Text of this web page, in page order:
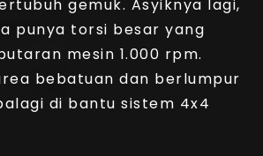
gemuk. Asyiknya lagi,
punya torsi besar yang
mesin 1.000 rpm.
bebatuan dan berlumpur
di bantu sistem 4x4